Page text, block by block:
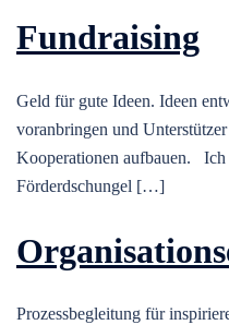
Fundraising
Geld für gute Ideen. Ideen
voranbringen und
Kooperationen aufbauen. Ich
Förderdschungel […]
Prozessbegleitung für